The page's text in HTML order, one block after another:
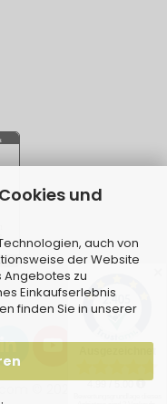
und
auch von
der Website
Angebotes zu
Einkaufserlebnis
finden Sie in unserer